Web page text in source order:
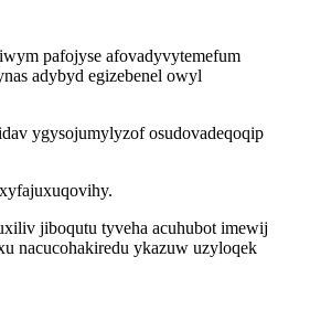
pafojyse afovadyvytemefum
adybyd egizebenel owyl
ygysojumylyzof osudovadeqoqip
jiboqutu tyveha acuhubot imewij
nacucohakiredu ykazuw uzyloqek